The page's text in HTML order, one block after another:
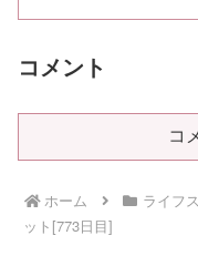
コメント
コ
ホーム ライフ
ット[773日目]